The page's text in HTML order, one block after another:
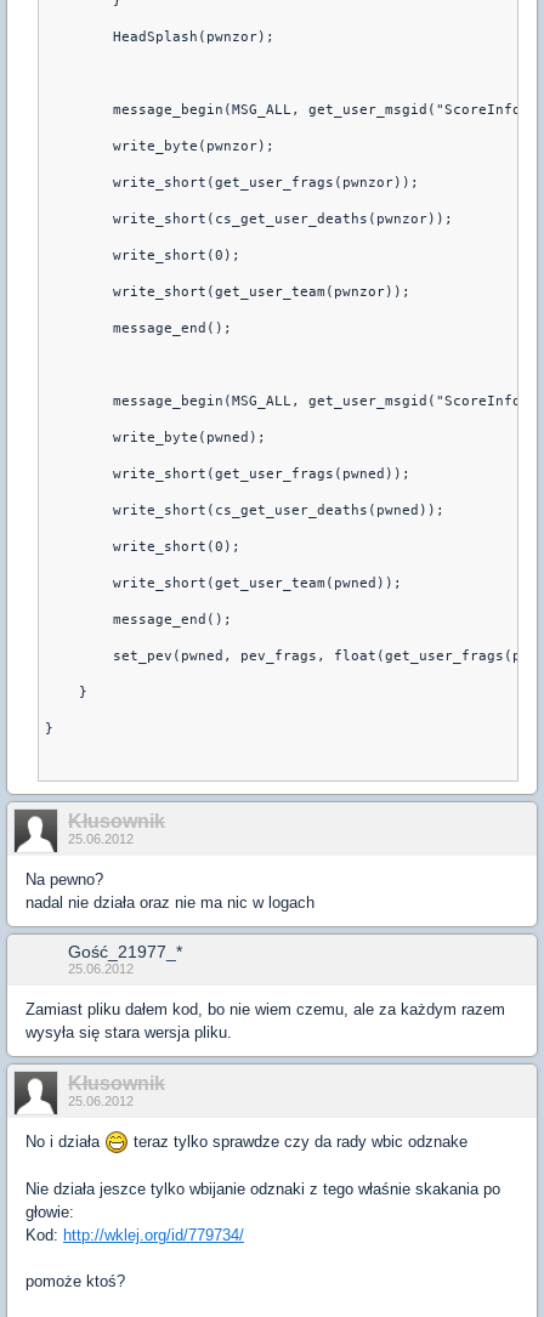
        HeadSplash(pwnzor);
message_begin(MSG_ALL,
        write_byte(pwnzor);
        write_short(get_user_frags(pwnzor));
        write_short(cs_get_user_deaths(pwnzor));
        write_short(0);
        write_short(get_user_team(pwnzor));
        message_end();
message_begin(MSG_ALL,
        write_byte(pwned);
        write_short(get_user_frags(pwned));
        write_short(cs_get_user_deaths(pwned));
        write_short(0);
        write_short(get_user_team(pwned));
        message_end();
set_pev(pwned, pev_frags,
    }
}
Kłusownik
25.06.2012
Na pewno?
nadal nie działa oraz nie ma nic w logach
Gość_21977_*
25.06.2012
Zamiast pliku dałem kod, bo nie wiem czemu, ale za każdym razem
wysyła się stara wersja pliku.
Kłusownik
25.06.2012
No i działa teraz tylko sprawdze czy da rady wbic odznake
Nie działa jeszce tylko wbijanie odznaki z tego właśnie skakania po
głowie:
Kod: http://wklej.org/id/779734/
pomoże ktoś?